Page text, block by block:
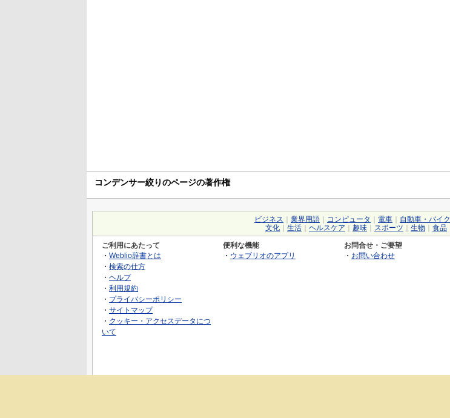
コンデンサー絞りのページの著作権
ビジネス 業界用語 コンピュータ 電車 自動車・バイク
文化
生活 ヘルスケア 趣味 スポーツ 生物 食品
ご利用にあたって
・ Weblio辞書とは
・ 検索の仕方
・ ヘルプ
・ 利用規約
・ プライバシーポリシー
・ サイトマップ
・ クッキー・アクセスデータにつ
いて
便利な機能
・ ウェブリオのアプリ
お問合せ・ご要望
・ お問い合わせ